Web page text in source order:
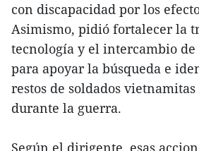
con discapacidad por los
Asimismo, pidió fortalecer la
tecnología y el intercambio
para apoyar la búsqueda e
restos de soldados
durante la guerra.